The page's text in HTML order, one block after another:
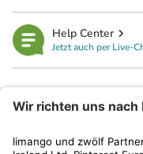
Help Center
Jetzt auch per Live-